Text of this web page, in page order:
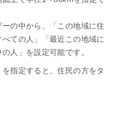
の中から、「この地域に住
ての人」「最近この地域に
人」を設定可能です。
を指定すると、住民の方をタ